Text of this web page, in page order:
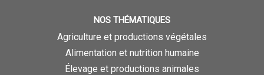
NOS THÉMATIQUES
Agriculture et productions végétales
Alimentation et nutrition humaine
Élevage et productions animales